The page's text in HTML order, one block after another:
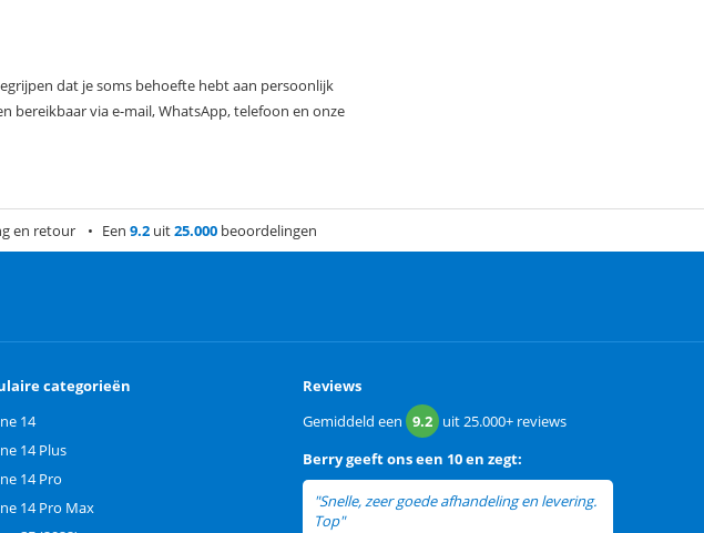
dat je soms behoefte hebt aan persoonlijk
bereikbaar via e-mail, WhatsApp, telefoon en onze
en retour Een 9.2 uit25.000 beoordelingen
categorieën
14
14 Plus
14 Pro
14 Pro Max
Reviews
Gemiddeld een 9.2 uit25.000+ reviews
Berrygeeft ons een 10 en zegt:
"Snelle, zeer goede afhandeling en levering.
Top"